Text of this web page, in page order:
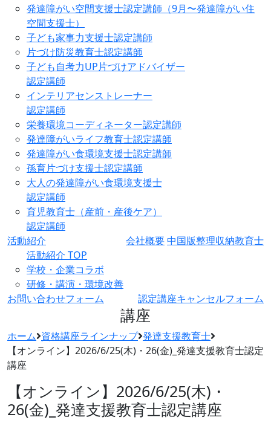
発達障がい空間支援士認定講師（9月〜発達障がい住
空間支援士）
子ども家事力支援士認定講師
片づけ防災教育士認定講師
子ども自考力UP片づけアドバイザー
認定講師
インテリアセンストレーナー
認定講師
栄養環境コーディネーター認定講師
発達障がいライフ教育士認定講師
発達障がい食環境支援士認定講師
孫育片づけ支援士認定講師
大人の発達障がい食環境支援士
認定講師
育児教育士（産前・産後ケア）
認定講師
活動紹介
活動紹介 TOP
学校・企業コラボ
研修・講演・環境改善
会社概要中国版整理収納教育士
お問い合わせフォーム 認定講座キャンセルフォーム
講座
ホーム 資格講座ラインナップ 発達支援教育士
【オンライン】2026/6/25(木)・26(金)_発達支援教育士認定
講座
【オンライン】2026/6/25(木)・
26(金)_発達支援教育士認定講座